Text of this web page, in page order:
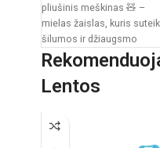
pliušinis meškinas 🧸 –
mielas žaislas, kuris
šilumos ir džiaugsmo
kiekvienam vaikui. Švelnus
pliušas,
Lentos